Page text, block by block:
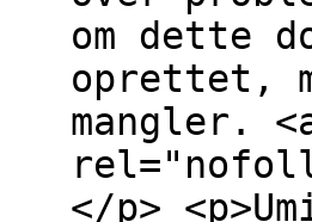
om dette
oprettet,
mangler.
</p>